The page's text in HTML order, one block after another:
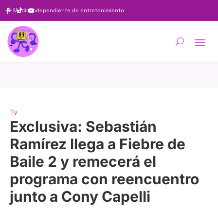
✨ Medio independiente de entretenimiento
Tv
Exclusiva: Sebastián
Ramírez llega a Fiebre de
Baile 2 y remecerá el
programa con reencuentro
junto a Cony Capelli